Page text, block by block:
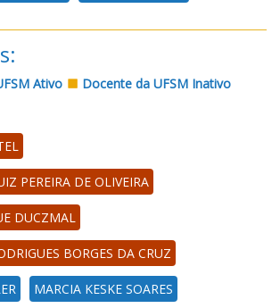
Ativo
Docente da UFSM Inativo
PEREIRA DE OLIVEIRA
DUCZMAL
BORGES DA CRUZ
MARCIA KESKE SOARES